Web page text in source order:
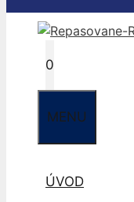
0
MENU
ÚVOD